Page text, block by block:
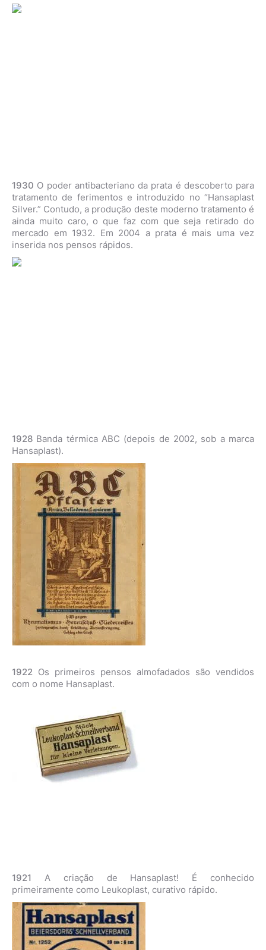
1930 O poder antibacteriano da prata é descoberto para
tratamento de ferimentos e introduzido no “Hansaplast
Silver.” Contudo, a produção deste moderno tratamento é
ainda muito caro, o que faz com que seja retirado do
mercado em 1932. Em 2004 a prata é mais uma vez
inserida nos pensos rápidos.
1928 Banda térmica ABC (depois de 2002, sob a marca
Hansaplast).
1922 Os primeiros pensos almofadados são vendidos
com o nome Hansaplast.
1921 A criação de Hansaplast! É conhecido
primeiramente como Leukoplast, curativo rápido.